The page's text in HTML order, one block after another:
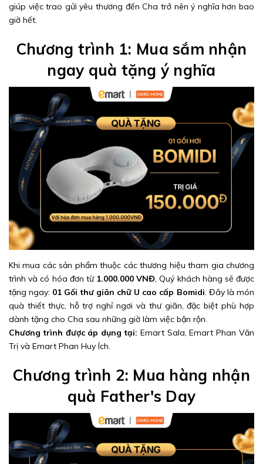
giúp việc trao gửi yêu thương đến Cha trở nên ý nghĩa hơn bao
giờ hết.
Chương trình 1: Mua sắm nhận
ngay quà tặng ý nghĩa
Khi mua các sản phẩm thuộc các thương hiệu tham gia chương
trình và có hóa đơn từ 1.000.000 VNĐ, Quý khách hàng sẽ được
tặng ngay: 01 Gối thư giãn chữ U cao cấp Bomidi. Đây là món
quà thiết thực, hỗ trợ nghỉ ngơi và thư giãn, đặc biệt phù hợp
dành tặng cho Cha sau những giờ làm việc bận rộn.
Chương trình được áp dụng tại: Emart Sala, Emart Phan Văn
Trị và Emart Phan Huy Ích.
Chương trình 2: Mua hàng nhận
quà Father's Day